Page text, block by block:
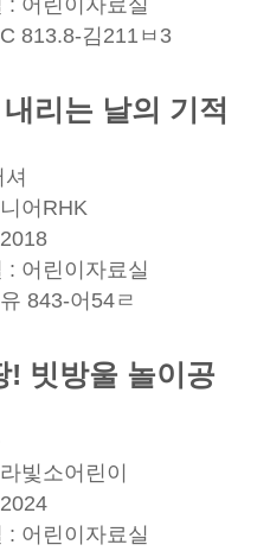
813.8-김211ㅂ3
리는 날의 기적
어RHK
: 어린이자료실
843-어54ㄹ
! 빗방울 놀이공
빛소어린이
: 어린이자료실